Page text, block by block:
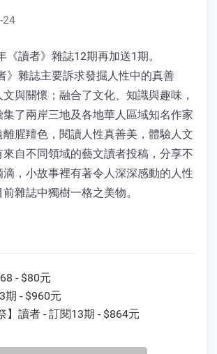
24
讀者》雜誌12期再加送1期。
雜誌主要訴求發掘人性中的真善
與關懷；融合了文化、知識與趣味，
了兩岸三地及各地華人區域知名作家
腥羶色，閱讀人性真善美，體驗人文
自不同領域的藝文讀者投稿，分享不
，小故事裡有著令人深深感動的人性
雜誌中獨樹一格之美物。
- $80元
期 - $960元
】讀者 - 訂閱13期 - $864元